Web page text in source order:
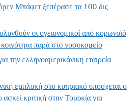
Μπάφετ ξεπέρασε τα 100 δις
οι υγειονομικοί από κορωνοϊό
παρά στο νοσοκομείο
την ελληνοαμερικάνικη εταιρεία
εμπλοκή στο κυπριακό υπόσχεται ο
κριτική στην Τουρκία για